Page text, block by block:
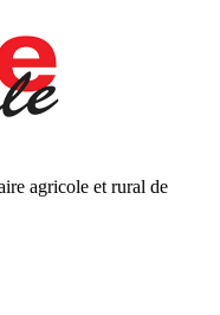
agricole et rural de